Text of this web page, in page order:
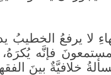
لا يرفعُ الخطيبُ
فإنَّه
خلافيَّةٌ بينَ